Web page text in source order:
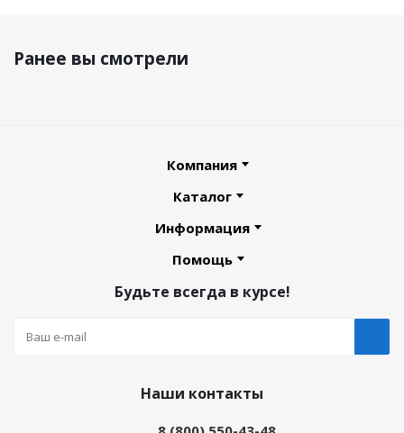
Ранее вы смотрели
Компания
Каталог
Информация
Помощь
Будьте всегда в курсе!
Наши контакты